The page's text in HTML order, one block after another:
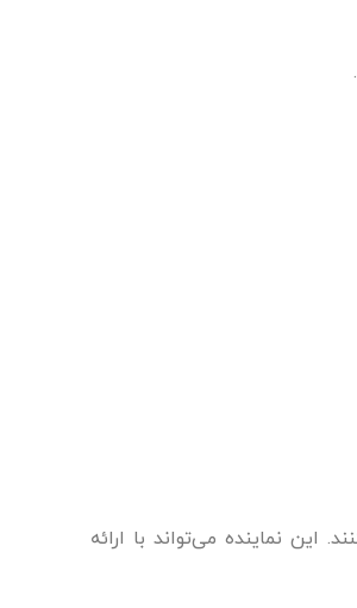
نماینده می‌تواند با ارائه